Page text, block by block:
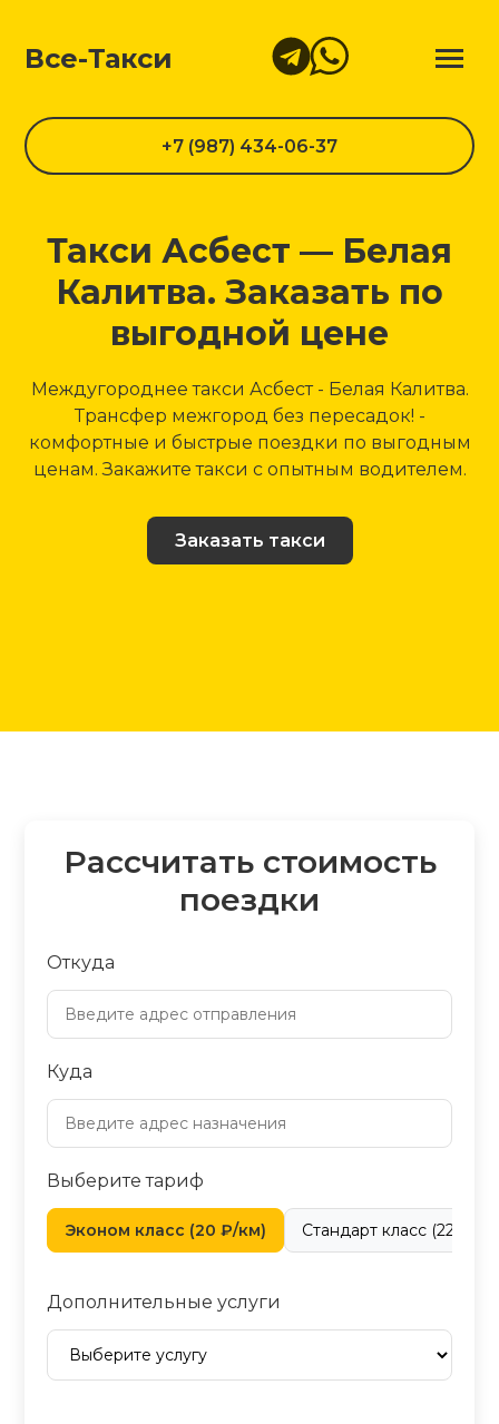
Все-Такси
+7 (987) 434-06-37
Такси Асбест — Белая
Калитва. Заказать по
выгодной цене
Междугороднее такси Асбест - Белая Калитва.
Трансфер межгород без пересадок! -
комфортные и быстрые поездки по выгодным
ценам. Закажите такси с опытным водителем.
Заказать такси
Рассчитать стоимость
поездки
Откуда
Куда
Выберите тариф
Эконом класс (20 ₽/км) Стандарт класс (22 ₽/
Дополнительные услуги